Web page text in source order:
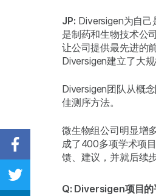
Share on Facebook
Share on Twitter
JP: Diversigen为自
是制药和生物技术公
让公司提供最先进的
Diversigen建立了大
Diversigen团队从概
佳测序方法。
微生物组公司明显增
成了400多项学术项
馈、建议，并就后续
Q: Diversigen项目的